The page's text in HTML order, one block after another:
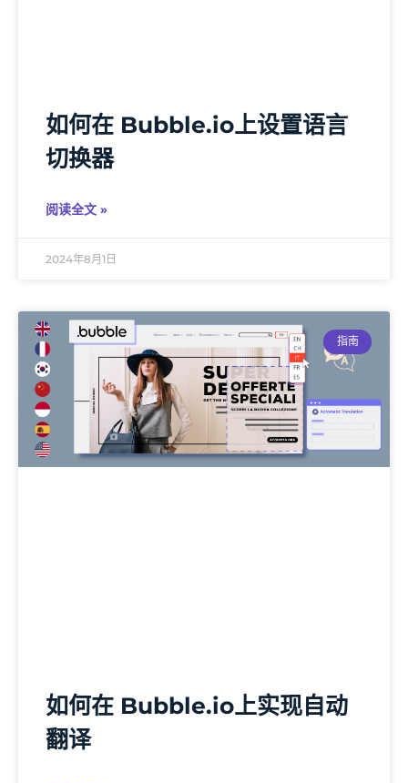
如何在 Bubble.io上设置语言
切换器
阅读全文 »
2024年8月1日
指南
如何在 Bubble.io上实现自动
翻译